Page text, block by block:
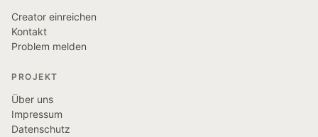
Creator einreichen
Kontakt
Problem melden
PROJEKT
Über uns
Impressum
Datenschutz